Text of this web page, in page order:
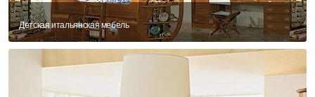
Детская итальянская мебель